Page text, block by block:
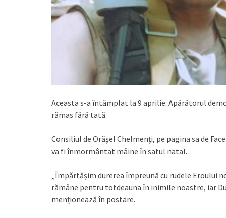
Aceasta s-a întâmplat la 9 aprilie. Apărătorul
rămas fără tată.
Consiliul de Orășel Chelmenți, pe pagina sa de
va fi înmormântat mâine în satul natal.
„Împărtășim durerea împreună cu rudele Eroului
rămâne pentru totdeauna în inimile noastre, iar
menționează în postare.